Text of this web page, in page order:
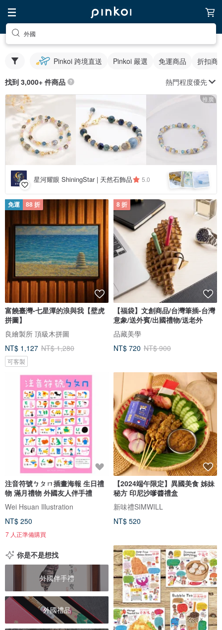
外國
Pinkoi 跨境直送 Pinkoi 嚴選 免運商品 折扣商
找到 3,000+ 件商品 熱門程度優先
推廣
星河耀眼 ShiningStar | 天然石飾品 5.0
免運 88 折
富饒臺灣-七星潭的浪與我【壁虎
拼圖】
良繪製所 頂級木拼圖
NT$ 1,127 NT$ 1,280
可客製
8 折
【福袋】文創商品/台灣筆插-台灣
意象/送外賓/出國禮物/送老外
品藏美學
NT$ 720 NT$ 900
注音符號ㄅㄆㄇ插畫海報 生日禮
物 滿月禮物 外國友人伴手禮
Wei Hsuan Illustration
NT$ 250
7 人正準備購買
【2024端午限定】異國美食 姊妹
秘方 印尼沙嗲醬禮盒
新味禮SIMWILL
NT$ 520
你是不是想找
外國伴手禮
外國禮品